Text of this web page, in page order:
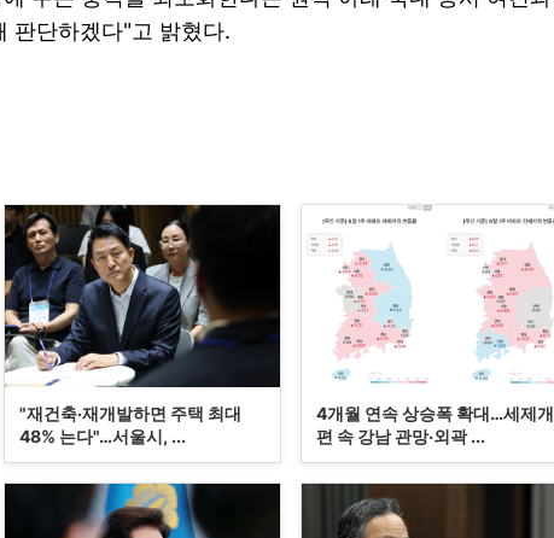
판단하겠다"고 밝혔다.
"재건축·재개발하면 주택 최대
48% 는다"…서울시, ...
4개월 연속 상승폭 확대…세제개
편 속 강남 관망·외곽 ...